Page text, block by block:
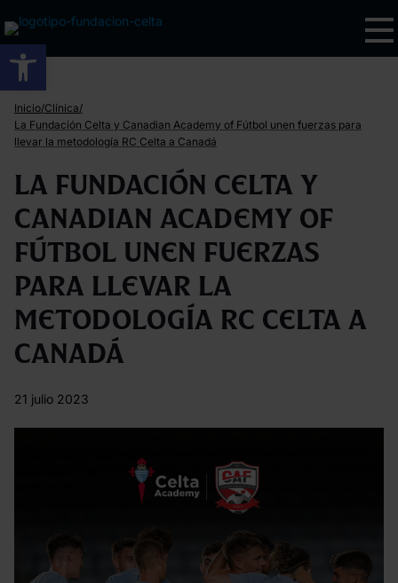
Abrir barra de herramientas
Inicio/Clínica/
La Fundación Celta y Canadian Academy of Fútbol unen fuerzas para
llevar la metodología RC Celta a Canadá
La Fundación Celta y
Canadian Academy of
Fútbol unen fuerzas
para llevar la
metodología RC Celta a
Canadá
21 julio 2023